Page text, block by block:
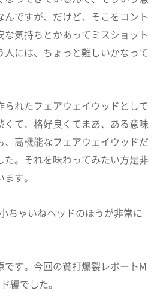
ですが、だけど、そこをコント
な気持ちとかあってミスショット
には、ちょっと難しいかなって
れたフェアウェイウッドとして
て、格好良くてまあ、ある意味
高機能なフェアウェイウッドだ
。それを味わってみたい方是非
す。
ちゃいねヘッドのほうが非常に
です。今回の貧打爆裂レポートM
編でした。